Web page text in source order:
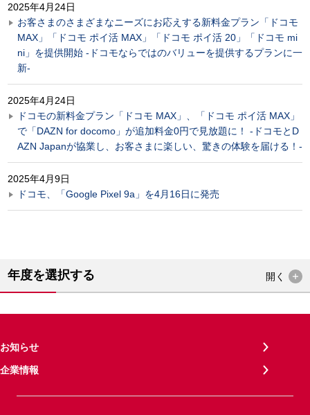
2025年4月24日
お客さまのさまざまなニーズにお応えする新料金プラン「ドコモ
MAX」「ドコモ ポイ活 MAX」「ドコモ ポイ活 20」「ドコモ mi
ni」を提供開始 ‐ドコモならではのバリューを提供するプランに一
新-
2025年4月24日
ドコモの新料金プラン「ドコモ MAX」、「ドコモ ポイ活 MAX」
で「DAZN for docomo」が追加料金0円で見放題に！ -ドコモとD
AZN Japanが協業し、お客さまに楽しい、驚きの体験を届ける！-
2025年4月9日
ドコモ、「Google Pixel 9a」を4月16日に発売
年度を選択する 開く
お知らせ
企業情報